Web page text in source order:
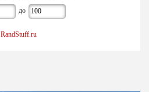
до
RandStuff.ru